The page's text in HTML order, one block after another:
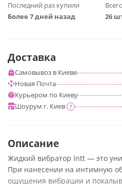
Последний раз купили
Более 7 дней назад
26
Доставка
Самовывоз в Киеве
Новая Почта
Курьером по Киеву
Шоурум г. Киев
?
Описание
Жидкий вибратор Intt — это
При нанесении на интимную
ощущения вибрации и